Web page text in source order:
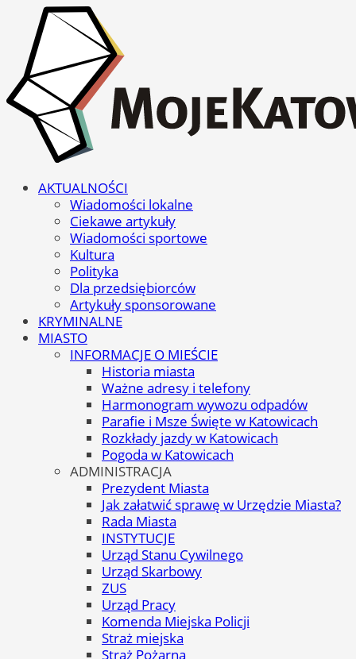
AKTUALNOŚCI
Wiadomości lokalne
Ciekawe artykuły
Wiadomości sportowe
Kultura
Polityka
Dla przedsiębiorców
Artykuły sponsorowane
KRYMINALNE
MIASTO
INFORMACJE O MIEŚCIE
Historia miasta
Ważne adresy i telefony
Harmonogram wywozu odpadów
Parafie i Msze Święte w Katowicach
Rozkłady jazdy w Katowicach
Pogoda w Katowicach
ADMINISTRACJA
Prezydent Miasta
Jak załatwić sprawę w Urzędzie Miasta?
Rada Miasta
INSTYTUCJE
Urząd Stanu Cywilnego
Urząd Skarbowy
ZUS
Urząd Pracy
Komenda Miejska Policji
Straż miejska
Straż Pożarna